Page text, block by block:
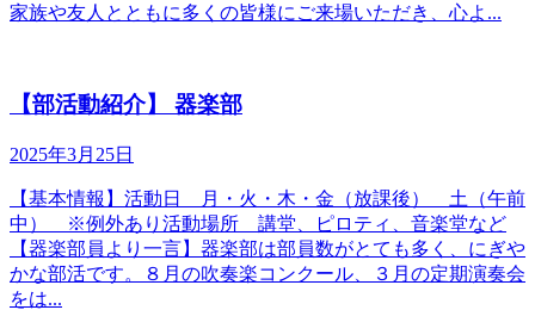
家族や友人とともに多くの皆様にご来場いただき、心よ...
【部活動紹介】 器楽部
2025年3月25日
【基本情報】活動日 月・火・木・金（放課後） 土（午前
中） ※例外あり活動場所 講堂、ピロティ、音楽堂など
【器楽部員より一言】器楽部は部員数がとても多く、にぎや
かな部活です。８月の吹奏楽コンクール、３月の定期演奏会
をは...